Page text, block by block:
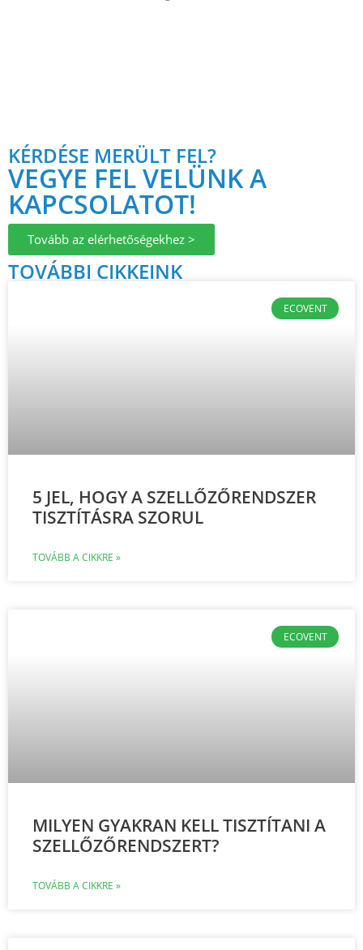
KÉRDÉSE MERÜLT FEL?
VEGYE FEL VELÜNK A
KAPCSOLATOT!
Tovább az elérhetőségekhez >
TOVÁBBI CIKKEINK
ECOVENT
5 JEL, HOGY A SZELLŐZŐRENDSZER
TISZTÍTÁSRA SZORUL
TOVÁBB A CIKKRE »
ECOVENT
MILYEN GYAKRAN KELL TISZTÍTANI A
SZELLŐZŐRENDSZERT?
TOVÁBB A CIKKRE »